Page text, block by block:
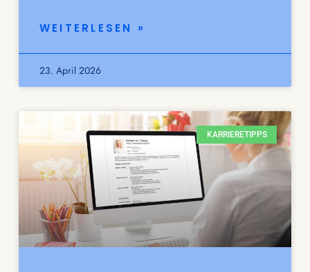
WEITERLESEN »
23. April 2026
KARRIERETIPPS